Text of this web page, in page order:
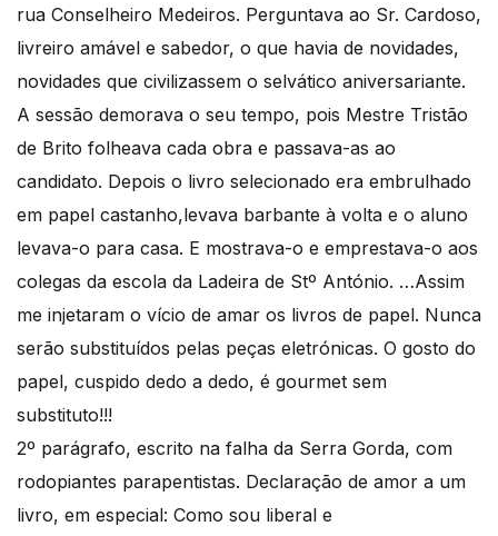
rua Conselheiro Medeiros. Perguntava ao Sr. Cardoso,
livreiro amável e sabedor, o que havia de novidades,
novidades que civilizassem o selvático aniversariante.
A sessão demorava o seu tempo, pois Mestre Tristão
de Brito folheava cada obra e passava-as ao
candidato. Depois o livro selecionado era embrulhado
em papel castanho,levava barbante à volta e o aluno
levava-o para casa. E mostrava-o e emprestava-o aos
colegas da escola da Ladeira de Stº António. …Assim
me injetaram o vício de amar os livros de papel. Nunca
serão substituídos pelas peças eletrónicas. O gosto do
papel, cuspido dedo a dedo, é gourmet sem
substituto!!!
2º parágrafo, escrito na falha da Serra Gorda, com
rodopiantes parapentistas. Declaração de amor a um
livro, em especial: Como sou liberal e